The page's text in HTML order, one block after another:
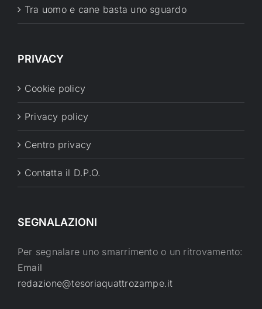
Tra uomo e cane basta uno sguardo
PRIVACY
Cookie policy
Privacy policy
Centro privacy
Contatta il D.P.O.
SEGNALAZIONI
Per segnalare uno smarrimento o un ritrovamento:
Email
redazione@tesoriaquattrozampe.it